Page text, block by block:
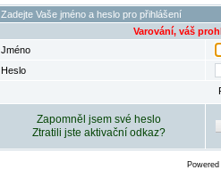
Zadejte Vaše jméno a heslo pro přihlášení
Varování, váš
Jméno
Heslo
Zapomněl jsem své heslo
Ztratili jste aktivační odkaz?